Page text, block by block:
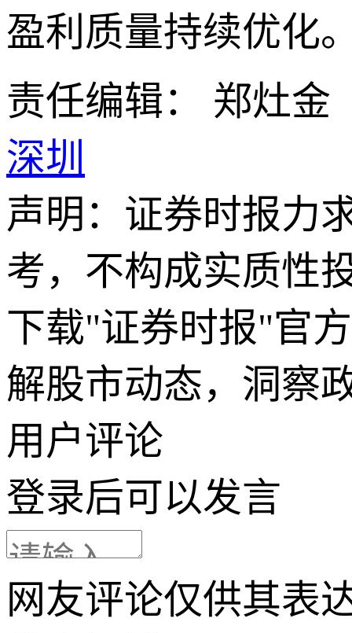
盈利质量持续优化
责任编辑： 郑灶金
深圳
声明：证券时报力
考，不构成实质性
下载"证券时报"官
解股市动态，洞察
用户评论
登录后可以发言
网友评论仅供其表